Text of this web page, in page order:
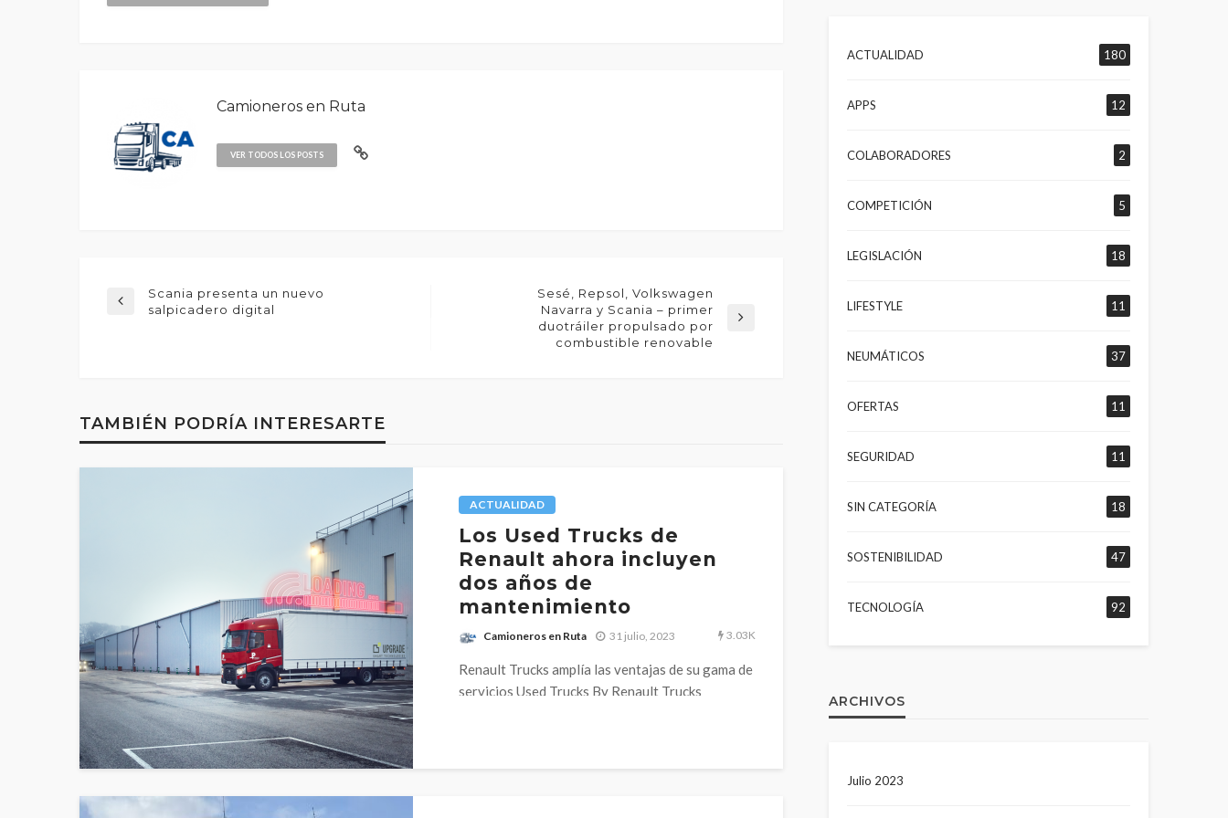
Camioneros en Ruta
VER TODOS LOS POSTS
Scania presenta un nuevo
salpicadero digital
Sesé, Repsol, Volkswagen
Navarra y Scania – primer
duotráiler propulsado por
combustible renovable
TAMBIÉN PODRÍA INTERESARTE
ACTUALIDAD
Los Used Trucks de
Renault ahora incluyen
dos años de
mantenimiento
Camioneros en Ruta 31 julio, 2023 3.03K
Renault Trucks amplía las ventajas de su gama de
servicios Used Trucks By Renault Trucks
ACTUALIDAD 180
APPS 12
COLABORADORES 2
COMPETICIÓN 5
LEGISLACIÓN 18
LIFESTYLE 11
NEUMÁTICOS 37
OFERTAS 11
SEGURIDAD 11
SIN CATEGORÍA 18
SOSTENIBILIDAD 47
TECNOLOGÍA 92
ARCHIVOS
Julio 2023